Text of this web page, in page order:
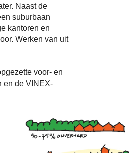
Naast de
suburbaan
kantoren en
Werken van uit
voor- en
en de VINEX-